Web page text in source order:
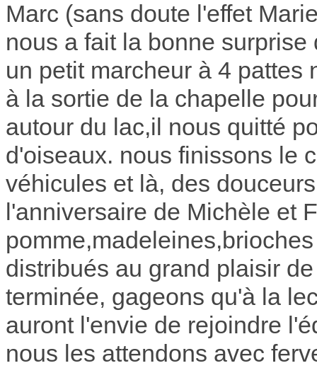
Marc (sans doute l'effet
nous a fait la bonne
un petit marcheur à 4 pattes
à la sortie de la chapelle
autour du lac,il nous quitté
d'oiseaux. nous finissons le
véhicules et là, des
l'anniversaire de Michèle et
distribués au grand plaisir
terminée, gageons qu'à la
auront l'envie de rejoindre
nous les attendons avec